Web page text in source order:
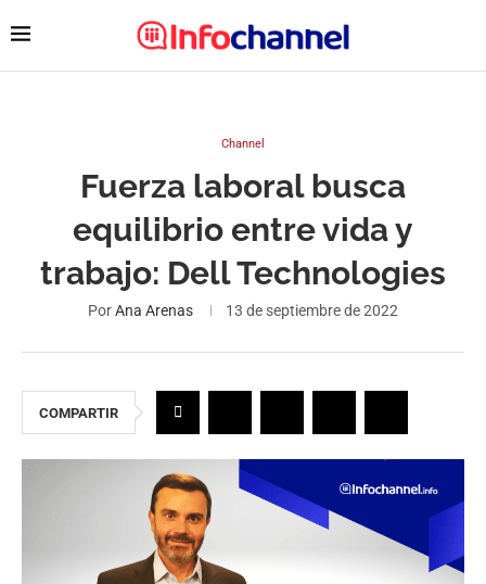
Channel
Fuerza laboral busca
equilibrio entre vida y
trabajo: Dell Technologies
PorAna Arenas 13 de septiembre de 2022
COMPARTIR